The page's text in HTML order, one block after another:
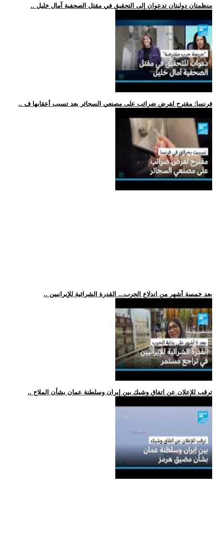
.. منظمتان دوليتان تدعوان إلى التحقيق في مقتل الصحفية آمال خليل
.. فرنسا: مقترح لفرض ضرائب على مصنعي السجائر بعد تسبب أعقابها ف
.. بعد خمسة أشهر من اندلاع الحرب... القدرة الشرائية للإيرانيين
.. ترقب للإعلان عن اتفاق وشيك بين إيران وسلطنة عمان بشأن الملاح